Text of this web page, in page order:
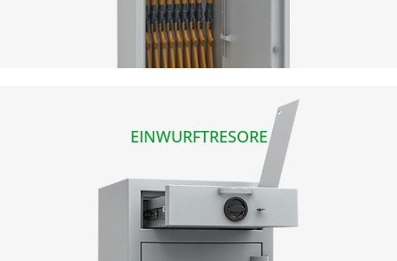
EINWURFTRESORE